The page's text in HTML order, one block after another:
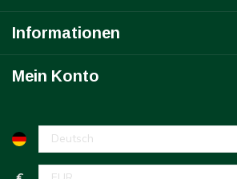
Informationen
Mein Konto